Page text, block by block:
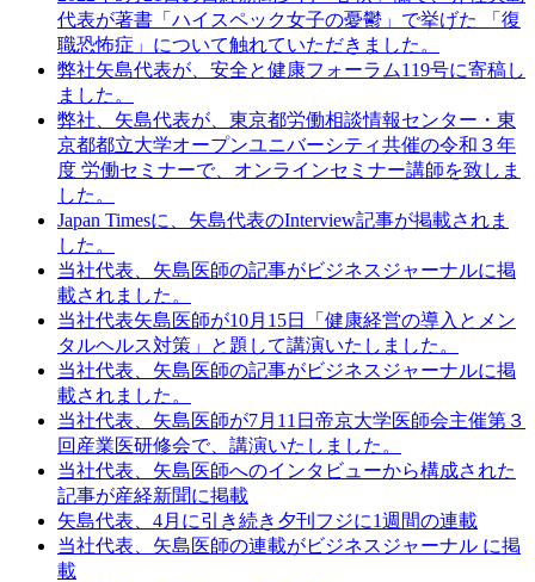
代表が著書「ハイスペック女子の憂鬱」で挙げた 「復
職恐怖症」について触れていただきました。
弊社矢島代表が、安全と健康フォーラム119号に寄稿し
ました。
弊社、矢島代表が、東京都労働相談情報センター・東
京都都立大学オープンユニバーシティ共催の令和３年
度 労働セミナーで、オンラインセミナー講師を致しま
した。
Japan Timesに、矢島代表のInterview記事が掲載されま
した。
当社代表、矢島医師の記事がビジネスジャーナルに掲
載されました。
当社代表矢島医師が10月15日「健康経営の導入とメン
タルヘルス対策」と題して講演いたしました。
当社代表、矢島医師の記事がビジネスジャーナルに掲
載されました。
当社代表、矢島医師が7月11日帝京大学医師会主催第３
回産業医研修会で、講演いたしました。
当社代表、矢島医師へのインタビューから構成された
記事が産経新聞に掲載
矢島代表、4月に引き続き夕刊フジに1週間の連載
当社代表、矢島医師の連載がビジネスジャーナル に掲
載